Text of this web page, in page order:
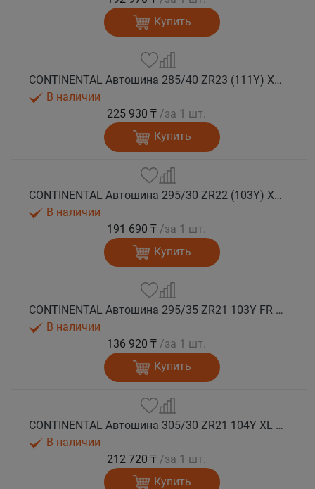
Купить
CONTINENTAL Автошина 285/40 ZR23 (111Y) XL FR SportContact 7 лето
В наличии
225 930 ₸ /за 1 шт.
Купить
CONTINENTAL Автошина 295/30 ZR22 (103Y) XL FR SportContact 7 лето
В наличии
191 690 ₸ /за 1 шт.
Купить
CONTINENTAL Автошина 295/35 ZR21 103Y FR SportContact 7 MGT лето
В наличии
136 920 ₸ /за 1 шт.
Купить
CONTINENTAL Автошина 305/30 ZR21 104Y XL FR SportContact 7 лето
В наличии
212 720 ₸ /за 1 шт.
Купить